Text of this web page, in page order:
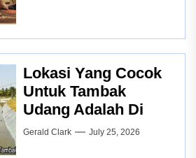
Lokasi Yang Cocok
Untuk Tambak
Udang Adalah Di
Gerald Clark July 25, 2026